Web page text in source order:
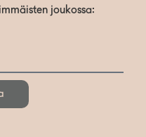
joukossa: